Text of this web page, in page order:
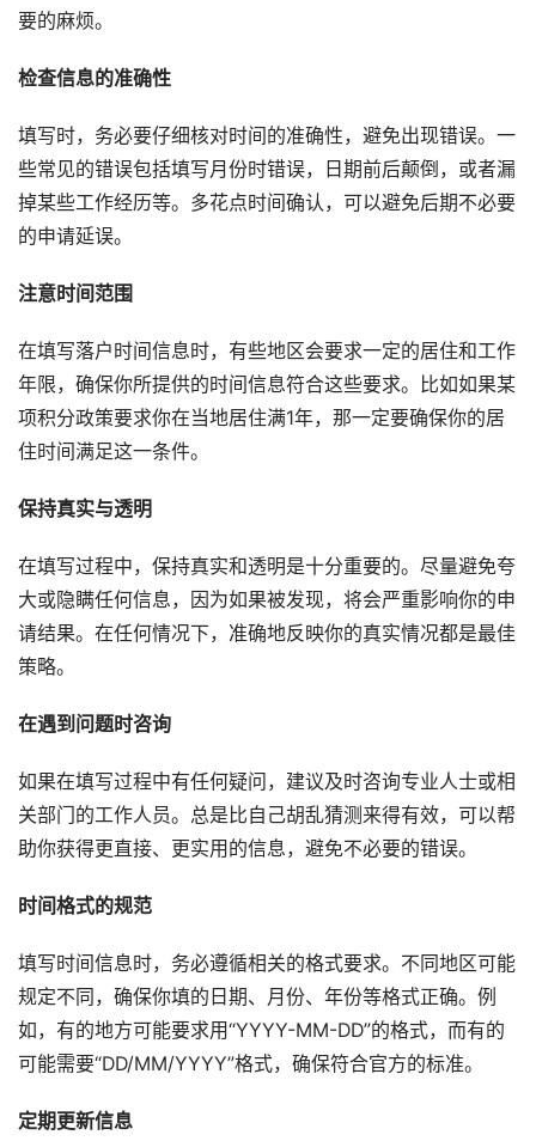
要的麻烦。
检查信息的准确性
填写时，务必要仔细核对时间的准确性，避免出现错误。一
些常见的错误包括填写月份时错误，日期前后颠倒，或者漏
掉某些工作经历等。多花点时间确认，可以避免后期不必要
的申请延误。
注意时间范围
在填写落户时间信息时，有些地区会要求一定的居住和工作
年限，确保你所提供的时间信息符合这些要求。比如如果某
项积分政策要求你在当地居住满1年，那一定要确保你的居
住时间满足这一条件。
保持真实与透明
在填写过程中，保持真实和透明是十分重要的。尽量避免夸
大或隐瞒任何信息，因为如果被发现，将会严重影响你的申
请结果。在任何情况下，准确地反映你的真实情况都是最佳
策略。
在遇到问题时咨询
如果在填写过程中有任何疑问，建议及时咨询专业人士或相
关部门的工作人员。总是比自己胡乱猜测来得有效，可以帮
助你获得更直接、更实用的信息，避免不必要的错误。
时间格式的规范
填写时间信息时，务必遵循相关的格式要求。不同地区可能
规定不同，确保你填的日期、月份、年份等格式正确。例
如，有的地方可能要求用“YYYY-MM-DD”的格式，而有的
可能需要“DD/MM/YYYY”格式，确保符合官方的标准。
定期更新信息